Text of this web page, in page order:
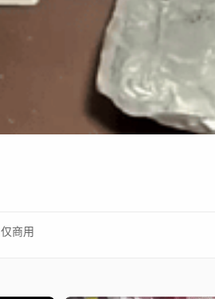
仅商用